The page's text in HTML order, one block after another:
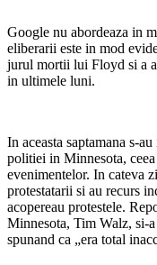
Google nu abordeaza in
eliberarii este in mod
jurul mortii lui Floyd si a
in ultimele luni.
In aceasta saptamana s-
politiei in Minnesota, ceea
evenimentelor. In cateva
protestatarii si au recurs
acopereau protestele.
Minnesota, Tim Walz, si-
spunand ca „era total